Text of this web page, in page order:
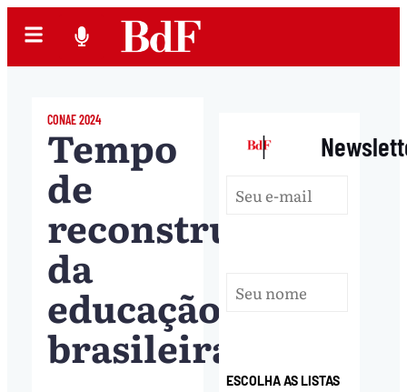
CONAE 2024
Tempo
de
reconstrução
da
educação
brasileira
|
ESCOLHA AS LISTAS